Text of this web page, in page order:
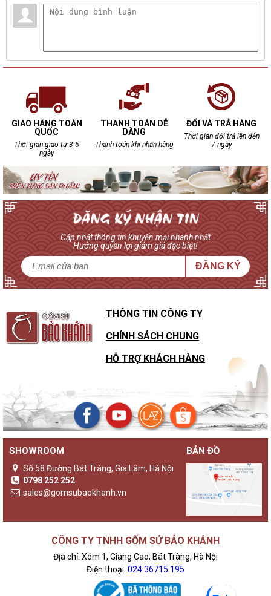
GIAO HÀNG TOÀN
QUỐC
Thời gian giao từ 3-6
ngày
THANH TOÁN DỄ
DÀNG
Thanh toán khi nhận hàng
ĐỔI VÀ TRẢ HÀNG
Thời gian đổi trả lên đến
7 ngày
Cập nhật thông tin khuyến mại nhanh nhất
Hưởng quyền lợi giảm giá đặc biệt!
ĐĂNG KÝ
THÔNG TIN CÔNG TY
CHÍNH SÁCH CHUNG
HỖ TRỢ KHÁCH HÀNG
SHOWROOM
Số 58 Đường Bát Tràng, Gia Lâm, Hà Nội
0798 252 252
sales@gomsubaokhanh.vn
BẢN ĐỒ
CÔNG TY TNHH GỐM SỨ BẢO KHÁNH
Địa chỉ: Xóm 1, Giang Cao, Bát Tràng, Hà Nội
Điện thoại: 024 36715 195